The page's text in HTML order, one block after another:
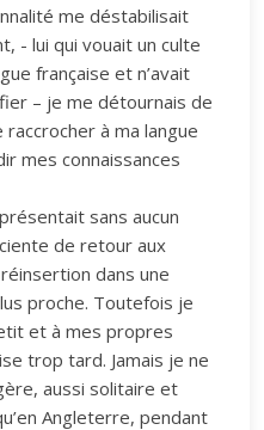
me déstabilisait
- lui qui vouait un culte
française et n’avait
– je me détournais de
à ma langue
mes connaissances
sans aucun
de retour aux
dans une
proche. Toutefois je
et à mes propres
trop tard. Jamais je ne
aussi solitaire et
Angleterre, pendant